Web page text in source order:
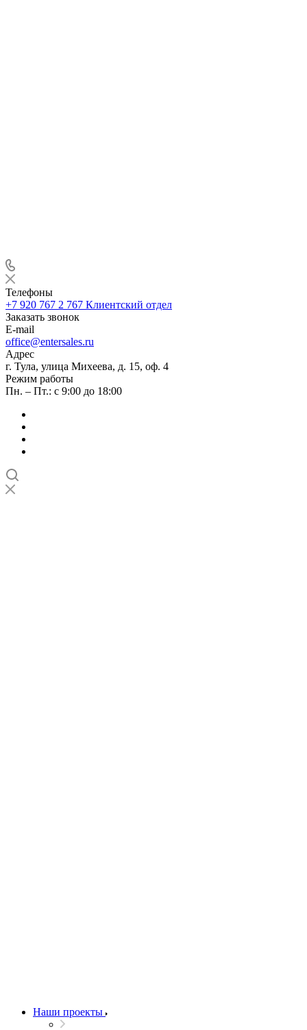
Телефоны
+7 920 767 2 767 Клиентский отдел
Заказать звонок
E-mail
office@entersales.ru
Адрес
г. Тула, улица Михеева, д. 15, оф. 4
Режим работы
Пн. – Пт.: с 9:00 до 18:00
Наши проекты